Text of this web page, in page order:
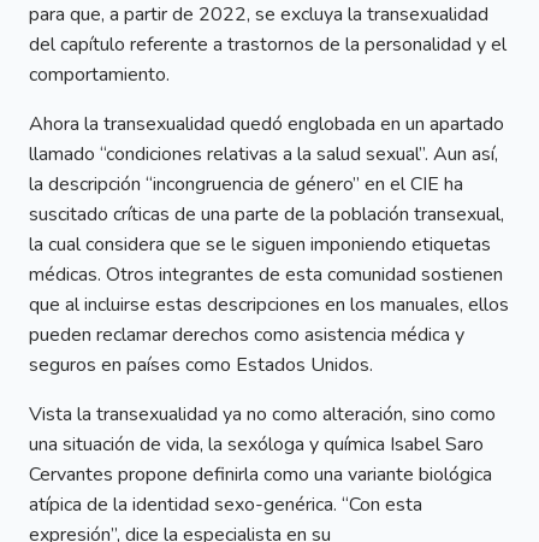
para que, a partir de 2022, se excluya la transexualidad
del capítulo referente a trastornos de la personalidad y el
comportamiento.
Ahora la transexualidad quedó englobada en un apartado
llamado “condiciones relativas a la salud sexual”. Aun así,
la descripción “incongruencia de género” en el CIE ha
suscitado críticas de una parte de la población transexual,
la cual considera que se le siguen imponiendo etiquetas
médicas. Otros integrantes de esta comunidad sostienen
que al incluirse estas descripciones en los manuales, ellos
pueden reclamar derechos como asistencia médica y
seguros en países como Estados Unidos.
Vista la transexualidad ya no como alteración, sino como
una situación de vida, la sexóloga y química Isabel Saro
Cervantes propone definirla como una variante biológica
atípica de la identidad sexo-genérica. “Con esta
expresión”, dice la especialista en su